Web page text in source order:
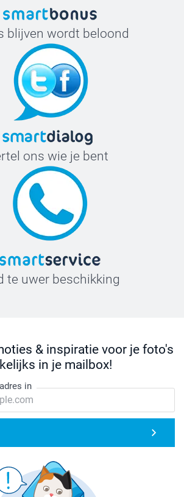
blijven wordt beloond
ons wie je bent
te uwer beschikking
& inspiratie voor je foto's
in je mailbox!
in